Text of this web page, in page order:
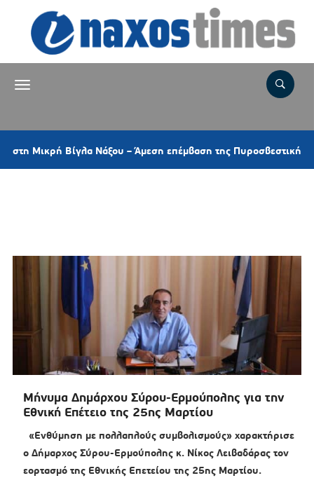
Βίγλα Νάξου – Άμεση επέμβαση της Πυροσβεστικής και
Μήνυμα Δημάρχου Σύρου-Ερμούπολης για την
Εθνική Επέτειο της 25ης Μαρτίου
«Ενθύμηση με πολλαπλούς συμβολισμούς» χαρακτήρισε
ο Δήμαρχος Σύρου-Ερμούπολης κ. Νίκος Λειβαδάρας τον
εορτασμό της Εθνικής Επετείου της 25ης Μαρτίου.